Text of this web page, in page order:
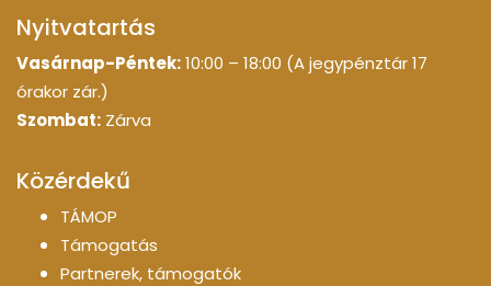
Nyitvatartás
Vasárnap-Péntek:10:00 – 18:00 (A jegypénztár 17
órakor zár.)
Szombat: Zárva
Közérdekű
TÁMOP
Támogatás
Partnerek, támogatók